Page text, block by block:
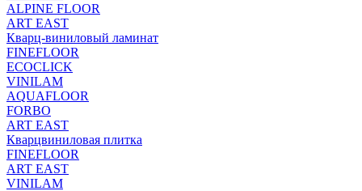
ALPINE FLOOR
ART EAST
Кварц-виниловый ламинат
FINEFLOOR
ECOCLICK
VINILAM
AQUAFLOOR
FORBO
ART EAST
Кварцвиниловая плитка
FINEFLOOR
ART EAST
VINILAM